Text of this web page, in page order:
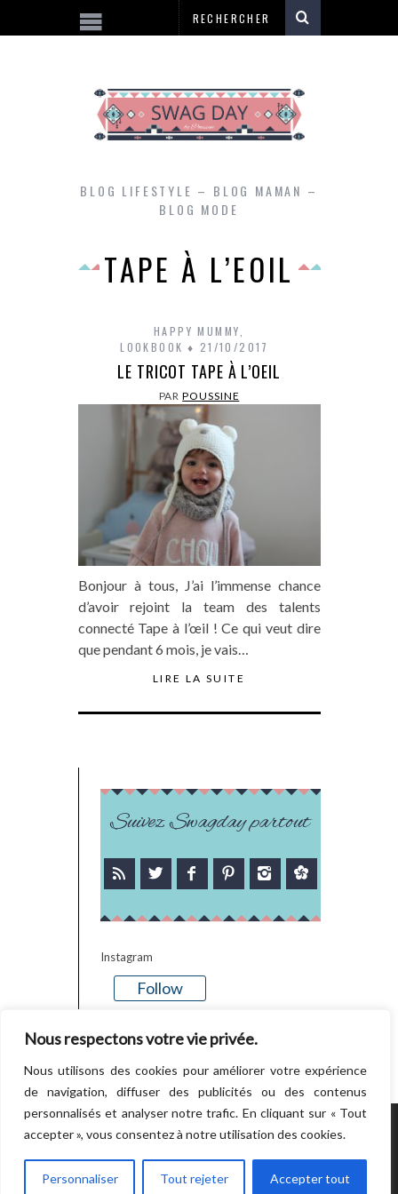
Nous respectons votre vie privée.
Nous utilisons des cookies pour améliorer votre expérience
de navigation, diffuser des publicités ou des contenus
personnalisés et analyser notre trafic. En cliquant sur « Tout
accepter », vous consentez à notre utilisation des cookies.
Personnaliser Tout rejeter Accepter tout
BLOG LIFESTYLE – BLOG MAMAN –
BLOG MODE
TAPE À L’EOIL
HAPPY MUMMY
LOOKBOOK
21/10/2017
LE TRICOT TAPE À L’OEIL
PARPOUSSINE
Bonjour à tous, J’ai l’immense chance
d’avoir rejoint la team des talents
connecté Tape à l’œil ! Ce qui veut dire
que pendant 6 mois, je vais…
LIRE LA SUITE
Suivez Swagday partout
Instagram
Follow
POWERED BY WORDPRESS.CREATED BY
THEMESINDEP
RETOUR EN HAUT